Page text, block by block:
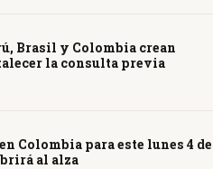
Brasil y Colombia crean
la consulta previa
Colombia para este lunes 4 de
al alza